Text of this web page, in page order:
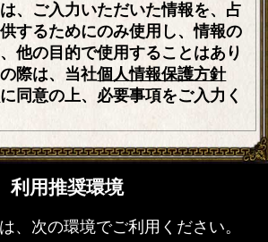
、ご入力いただいた情報を、占
するためにのみ使用し、情報の
他の目的で使用することはあり
際は、当社個人情報保護方針
に同意の上、必要事項をご入力く
利用推奨環境
、次の環境でご利用ください。